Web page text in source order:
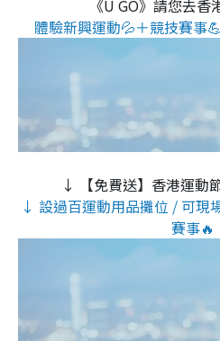
《U GO》請您去香
體驗新興運動💦＋競技賽事
↓ 【免費送】香港運動
↓ 設過百運動用品攤位 / 可現
賽事🔥